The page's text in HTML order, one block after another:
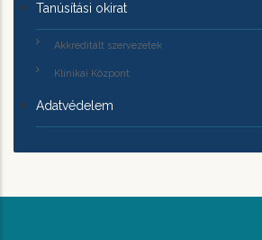
Tanúsítási okirat
Akkreditált szervezetek
Klinikai Központ
Adatvédelem